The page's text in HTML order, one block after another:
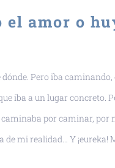
el amor o
dónde. Pero iba
iba a un lugar concreto.
por caminar, por
mi realidad… Y ¡eureka!